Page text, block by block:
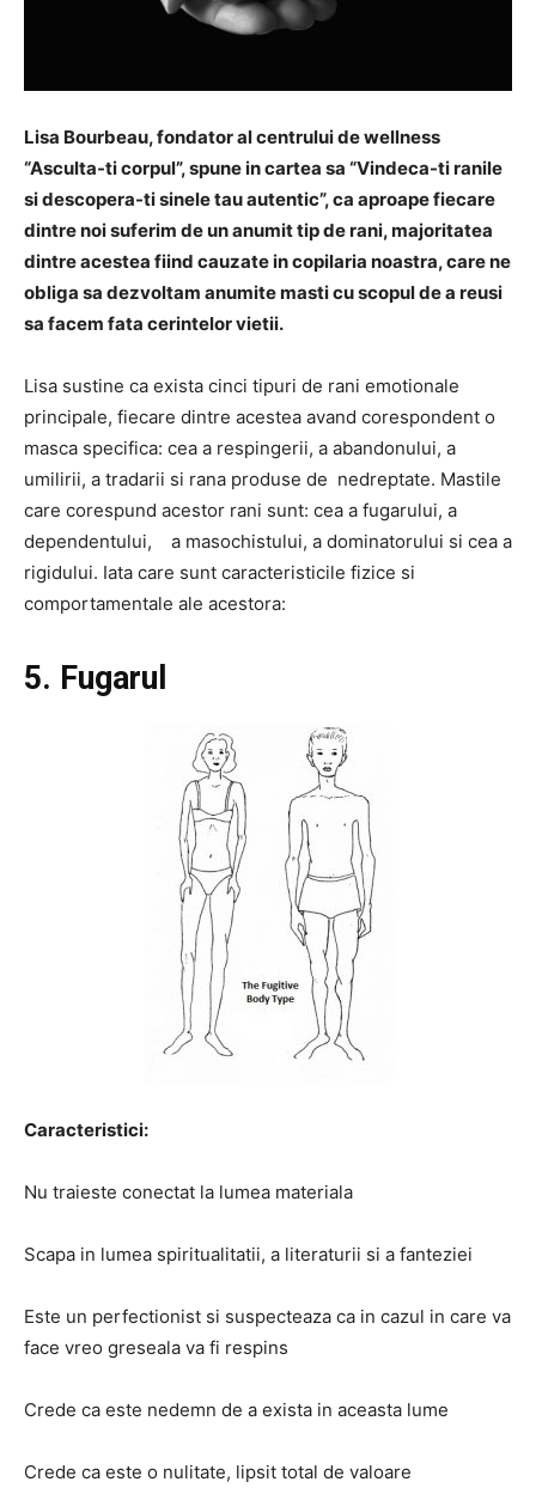
Lisa Bourbeau, fondator al centrului de wellness
“Asculta-ti corpul”, spune in cartea sa “Vindeca-ti ranile
si descopera-ti sinele tau autentic”, ca aproape fiecare
dintre noi suferim de un anumit tip de rani, majoritatea
dintre acestea fiind cauzate in copilaria noastra, care ne
obliga sa dezvoltam anumite masti cu scopul de a reusi
sa facem fata cerintelor vietii.
Lisa sustine ca exista cinci tipuri de rani emotionale
principale, fiecare dintre acestea avand corespondent o
masca specifica: cea a respingerii, a abandonului, a
umilirii, a tradarii si rana produse de nedreptate. Mastile
care corespund acestor rani sunt: cea a fugarului, a
dependentului, a masochistului, a dominatorului si cea a
rigidului. Iata care sunt caracteristicile fizice si
comportamentale ale acestora:
5. Fugarul
Caracteristici:
Nu traieste conectat la lumea materiala
Scapa in lumea spiritualitatii, a literaturii si a fanteziei
Este un perfectionist si suspecteaza ca in cazul in care va
face vreo greseala va fi respins
Crede ca este nedemn de a exista in aceasta lume
Crede ca este o nulitate, lipsit total de valoare